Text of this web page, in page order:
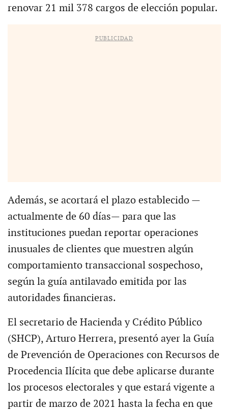
renovar 21 mil 378 cargos de elección popular.
PUBLICIDAD
Además, se acortará el plazo establecido —
actualmente de 60 días— para que las
instituciones puedan reportar operaciones
inusuales de clientes que muestren algún
comportamiento transaccional sospechoso,
según la guía antilavado emitida por las
autoridades financieras.
El secretario de Hacienda y Crédito Público
(SHCP), Arturo Herrera, presentó ayer la Guía
de Prevención de Operaciones con Recursos de
Procedencia Ilícita que debe aplicarse durante
los procesos electorales y que estará vigente a
partir de marzo de 2021 hasta la fecha en que